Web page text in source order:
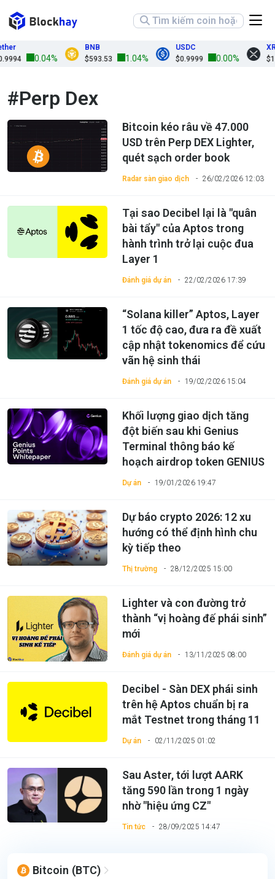
0.04%
BNB
$593.53
1.04%
USDC
$0.9999
0.00%
XRP
#Perp Dex
Radar sàn giao dịch 26/02/2026 12:03
Bitcoin kéo râu về 47.000
USD trên Perp DEX Lighter,
quét sạch order book
Đánh giá dự án 22/02/2026 17:39
Tại sao Decibel lại là "quân
bài tẩy" của Aptos trong
hành trình trở lại cuộc đua
Layer 1
Đánh giá dự án 19/02/2026 15:04
“Solana killer” Aptos, Layer
1 tốc độ cao, đưa ra đề xuất
cập nhật tokenomics để cứu
vãn hệ sinh thái
Dự án 19/01/2026 19:47
Khối lượng giao dịch tăng
đột biến sau khi Genius
Terminal thông báo kế
hoạch airdrop token GENIUS
Thị trường 28/12/2025 15:00
Dự báo crypto 2026: 12 xu
hướng có thể định hình chu
kỳ tiếp theo
Đánh giá dự án 13/11/2025 08:00
Lighter và con đường trở
thành “vị hoàng đế phái sinh”
mới
Dự án 02/11/2025 01:02
Decibel - Sàn DEX phái sinh
trên hệ Aptos chuẩn bị ra
mắt Testnet trong tháng 11
Tin tức 28/09/2025 14:47
Sau Aster, tới lượt AARK
tăng 590 lần trong 1 ngày
nhờ "hiệu ứng CZ"
Bitcoin (BTC)